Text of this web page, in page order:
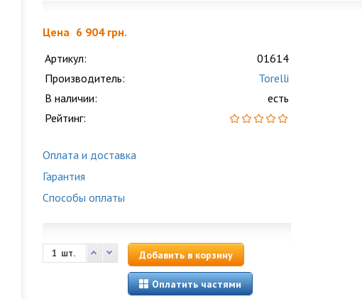
Цена 6 904 грн.
Артикул:
01614
Производитель:
Torelli
В наличии:
есть
Рейтинг:
Оплата и доставка
Гарантия
Способы оплаты
шт. Добавить в корзину
Оплатить частями